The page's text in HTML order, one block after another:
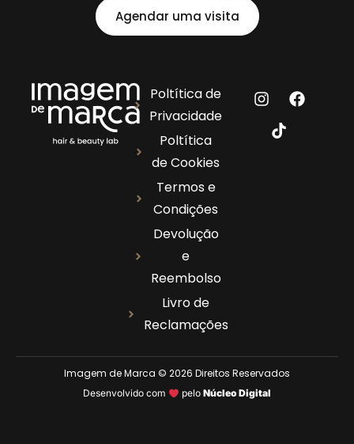
Agendar uma visita
Poltítica de
Privacidade
Poltítica
de Cookies
Termos e
Condições
Devolução
e
Reembolso
Livro de
Reclamações
Imagem de Marca © 2026 Direitos Reservados
Desenvolvido com pelo Núcleo Digital